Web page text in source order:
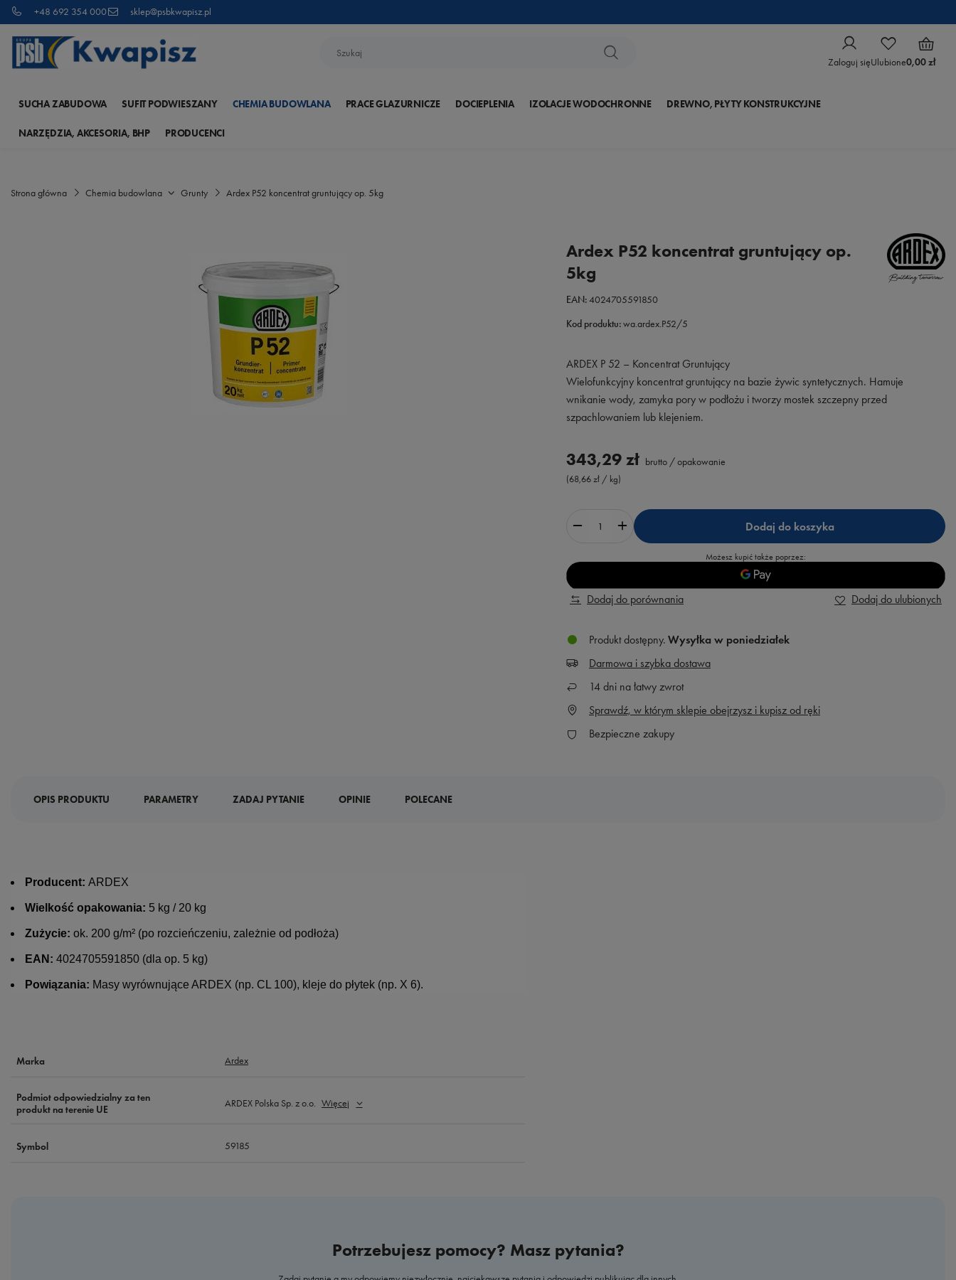
+48 692 354 000 sklep@psbkwapisz.pl
Zaloguj sięUlubione0,00 zł
SUCHA ZABUDOWA SUFIT PODWIESZANY CHEMIA BUDOWLANA PRACE GLAZURNICZE DOCIEPLENIA IZOLACJE WODOCHRONNE DREWNO, PŁYTY KONSTRUKCYJNE
NARZĘDZIA, AKCESORIA, BHP PRODUCENCI
Strona główna Chemia budowlana Grunty Ardex P52 koncentrat gruntujący op. 5kg
Ardex P52 koncentrat gruntujący op.
5kg
EAN:4024705591850
Kod produktu:wa.ardex.P52/5
ARDEX P 52 – Koncentrat Gruntujący
Wielofunkcyjny koncentrat gruntujący na bazie żywic syntetycznych. Hamuje
wnikanie wody, zamyka pory w podłożu i tworzy mostek szczepny przed
szpachlowaniem lub klejeniem.
343,29 zł brutto /opakowanie
(68,66 zł / kg)
Dodaj do koszyka
Możesz kupić także poprzez:
Dodaj do porównania Dodaj do ulubionych
Produkt dostępny Wysyłka w poniedziałek
Darmowa i szybka dostawa
14 dni na łatwy zwrot
Sprawdź, w którym sklepie obejrzysz i kupisz od ręki
Bezpieczne zakupy
OPIS PRODUKTU PARAMETRY ZADAJ PYTANIE OPINIE POLECANE
Producent: ARDEX
Wielkość opakowania: 5 kg / 20 kg
Zużycie: ok. 200 g/m² (po rozcieńczeniu, zależnie od podłoża)
EAN: 4024705591850 (dla op. 5 kg)
Powiązania: Masy wyrównujące ARDEX (np. CL 100), kleje do płytek (np. X 6).
Marka Ardex
Podmiot odpowiedzialny za ten
produkt na terenie UE
ARDEX Polska Sp. z o.o. Więcej
Symbol 59185
Potrzebujesz pomocy? Masz pytania?